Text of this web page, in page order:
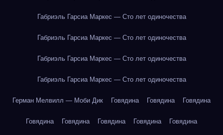
Габриэль Гарсиа Маркес — Сто лет одиночества
Габриэль Гарсиа Маркес — Сто лет одиночества
Габриэль Гарсиа Маркес — Сто лет одиночества
Габриэль Гарсиа Маркес — Сто лет одиночества
Герман Мелвилл — Моби Дик Говядина Говядина Говядина
Говядина Говядина Говядина Говядина Говядина